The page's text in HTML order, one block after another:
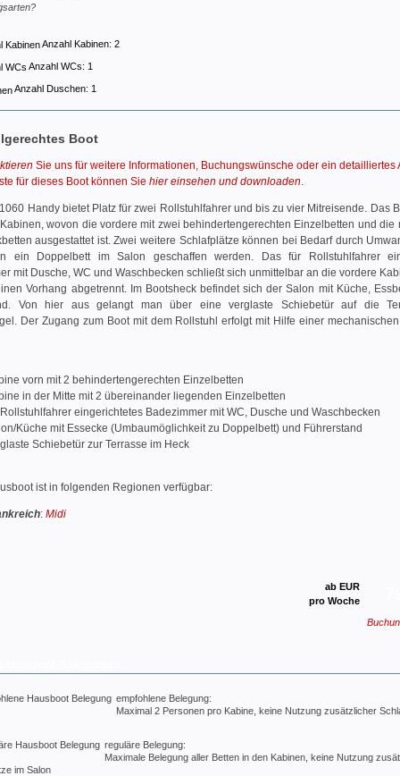
Anzahl Kabinen: 2
Anzahl WCs: 1
Anzahl Duschen: 1
Boot
Sie uns für weitere Informationen, Buchungswünsche oder ein detailliertes
für dieses Boot können Sie hier einsehen und downloaden
Handy bietet Platz für zwei Rollstuhlfahrer und bis zu vier Mitreisende. Das
wovon die vordere mit zwei behindertengerechten Einzelbetten und die
ausgestattet ist. Zwei weitere Schlafplätze können bei Bedarf durch
ein Doppelbett im Salon geschaffen werden. Das für Rollstuhlfahrer
mit Dusche, WC und Waschbecken schließt sich unmittelbar an die vordere
Vorhang abgetrennt. Im Bootsheck befindet sich der Salon mit Küche,
Von hier aus gelangt man über eine verglaste Schiebetür auf die
Der Zugang zum Boot mit dem Rollstuhl erfolgt mit Hilfe einer
vorn mit 2 behindertengerechten Einzelbetten
in der Mitte mit 2 übereinander liegenden Einzelbetten
eingerichtetes Badezimmer mit WC, Dusche und Waschbecken
Küche mit Essecke (Umbaumöglichkeit zu Doppelbett) und Führerstand
Schiebetür zur Terrasse im Heck
ist in folgenden Regionen verfügbar:
: Midi
ab EUR
pro Woche
empfohlene Belegung:
Maximal 2 Personen pro Kabine, keine Nutzung zusätzlicher
reguläre Belegung:
Maximale Belegung aller Betten in den Kabinen, keine Nutzung
im Salon